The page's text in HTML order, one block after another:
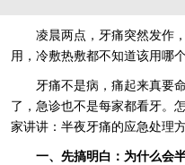
凌晨两点，牙痛突然发作
用，冷敷热敷都不知道该用哪
牙痛不是病，痛起来真要
了，急诊也不是每家都看牙。
家讲讲：半夜牙痛的应急处理
一、先搞明白：为什么会